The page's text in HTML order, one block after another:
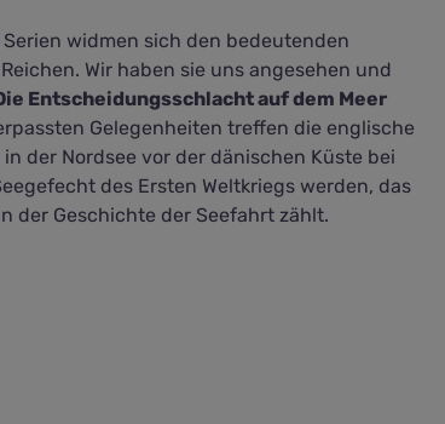
widmen sich den bedeutenden
Wir haben sie uns angesehen und
Entscheidungsschlacht auf dem Meer
Gelegenheiten treffen die englische
der Nordsee vor der dänischen Küste bei
des Ersten Weltkriegs werden, das
der Geschichte der Seefahrt zählt.